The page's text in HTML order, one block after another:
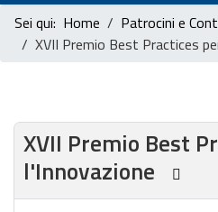
Sei qui: Home
Patrocini e
XVII Premio Best Practices
XVII Premio Best
l'Innovazione